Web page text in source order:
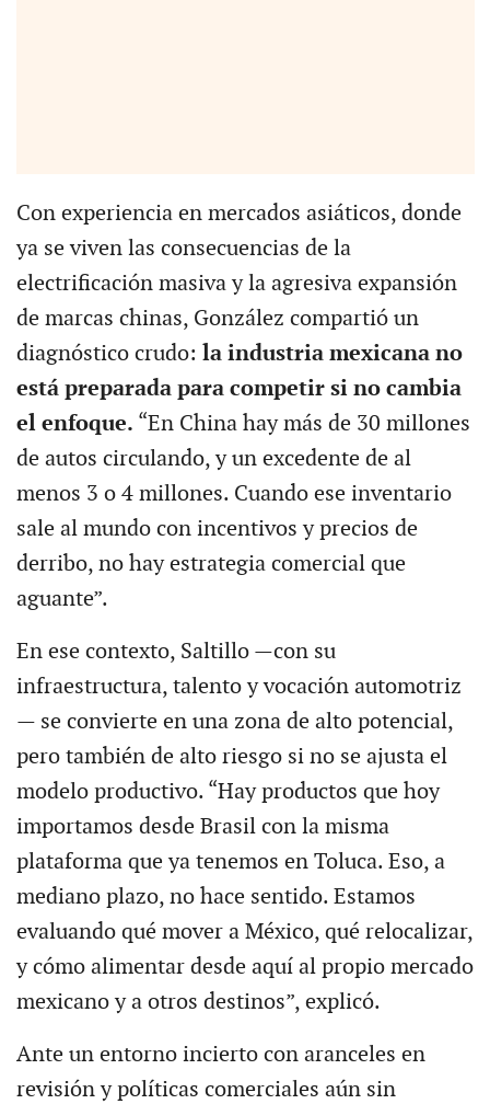
Con experiencia en mercados asiáticos, donde
ya se viven las consecuencias de la
electrificación masiva y la agresiva expansión
de marcas chinas, González compartió un
diagnóstico crudo: la industria mexicana no
está preparada para competir si no cambia
el enfoque. “En China hay más de 30 millones
de autos circulando, y un excedente de al
menos 3 o 4 millones. Cuando ese inventario
sale al mundo con incentivos y precios de
derribo, no hay estrategia comercial que
aguante”.
En ese contexto, Saltillo —con su
infraestructura, talento y vocación automotriz
— se convierte en una zona de alto potencial,
pero también de alto riesgo si no se ajusta el
modelo productivo. “Hay productos que hoy
importamos desde Brasil con la misma
plataforma que ya tenemos en Toluca. Eso, a
mediano plazo, no hace sentido. Estamos
evaluando qué mover a México, qué relocalizar,
y cómo alimentar desde aquí al propio mercado
mexicano y a otros destinos”, explicó.
Ante un entorno incierto con aranceles en
revisión y políticas comerciales aún sin